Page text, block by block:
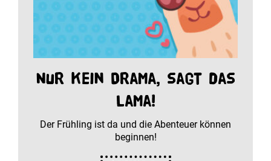
Nur kein Drama, sagt das
Lama!
Der Frühling ist da und die Abenteuer können
beginnen!